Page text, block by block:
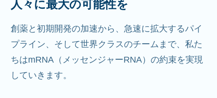
人々に最大の可能性を
創薬と初期開発の加速から、急速に拡大するパイ
プライン、そして世界クラスのチームまで、私た
ちはmRNA（メッセンジャーRNA）の約束を実現
していきます。